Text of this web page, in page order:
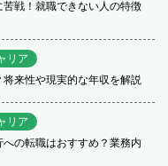
戦！就職できない人の特徴
リア
来性や現実的な年収を解説
リア
の転職はおすすめ？業務内